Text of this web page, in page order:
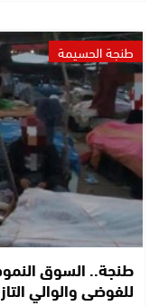
طنجة الحسيمة
طنجة.. السوق
للفوضى والوالي